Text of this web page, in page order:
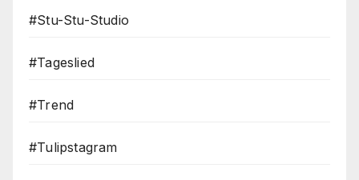
#Stu-Stu-Studio
#Tageslied
#Trend
#Tulipstagram